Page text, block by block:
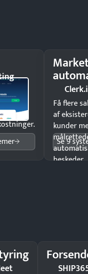
24/7 til
Få flere
af
kunder
beskeder.
Se 9